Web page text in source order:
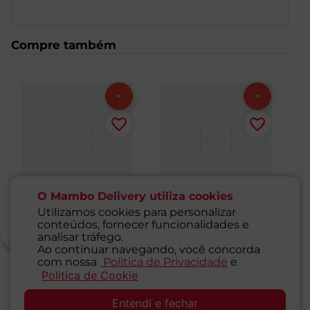
O Mambo Delivery utiliza cookies
Utilizamos cookies para personalizar
conteúdos, fornecer funcionalidades e
analisar tráfego.
Ao continuar navegando, você concorda
com nossa
Politica de Privacidade e
Politica de Cookie
Entendi e fechar
Compre também
Morangos Congelados
Momento Mambo
1,02kg
Frutas Vermelhas